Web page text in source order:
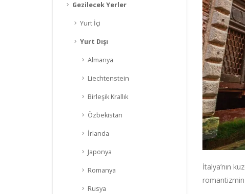
Gezilecek Yerler
Yurt İçi
Yurt Dışı
Almanya
Liechtenstein
Birleşik Krallık
Özbekistan
İrlanda
Japonya
Romanya
Rusya
İtalya’nın